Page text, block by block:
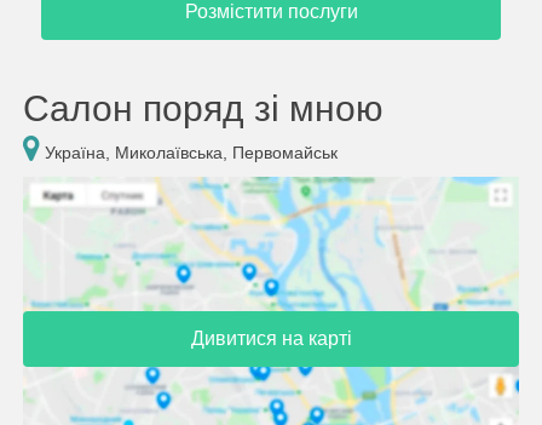
Розмістити послуги
Салон поряд зі мною
Україна, Миколаївська, Первомайськ
Дивитися на карті